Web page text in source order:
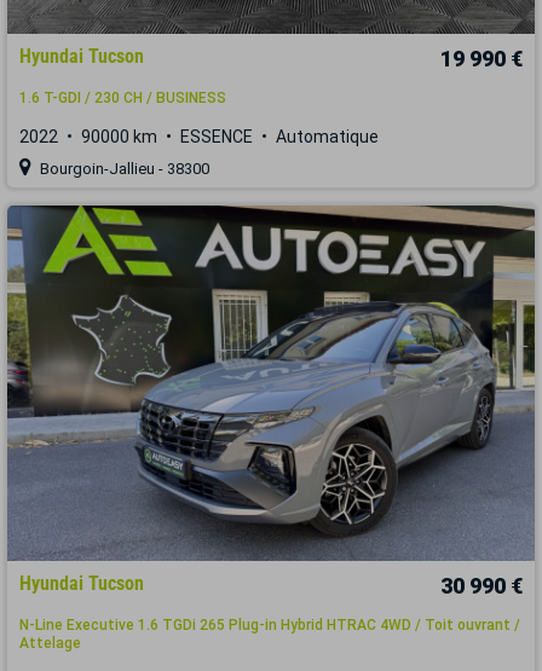
Hyundai Tucson 19 990 €
1.6 T-GDI / 230 CH / BUSINESS
2022 90000 km ESSENCE Automatique
Bourgoin-Jallieu - 38300
Hyundai Tucson 30 990 €
N-Line Executive 1.6 TGDi 265 Plug-in Hybrid HTRAC 4WD / Toit ouvrant /
Attelage